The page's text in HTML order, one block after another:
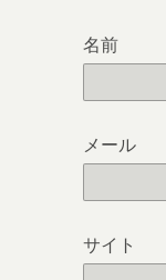
名前
メール
サイト